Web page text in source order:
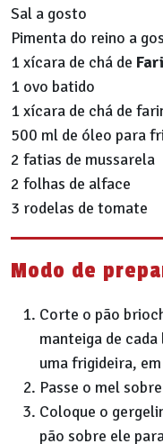
Sal a gosto
Pimenta do reino a
1 xícara de chá de
1 ovo batido
1 xícara de chá de
500 ml de óleo para
2 fatias de mussarela
2 folhas de alface
3 rodelas de tomate
Modo de
Corte o pão
manteiga de
uma frigideira,
Passe o mel
Coloque o
pão sobre ele